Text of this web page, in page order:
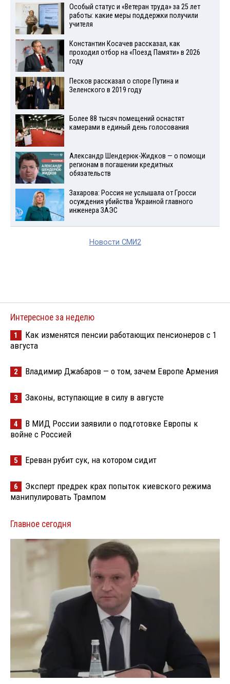
Особый статус и «Ветеран труда» за 25 лет
работы: какие меры поддержки получили
учителя
Константин Косачев рассказал, как
проходил отбор на «Поезд Памяти» в 2026
году
Песков рассказал о споре Путина и
Зеленского в 2019 году
Более 88 тысяч помещений оснастят
камерами в единый день голосования
Александр Шендерюк-Жидков — о помощи
регионам в погашении кредитных
обязательств
Захарова: Россия не услышала от Гросси
осуждения убийства Украиной главного
инженера ЗАЭС
Новости СМИ2
Интересное за неделю
1
Как изменятся пенсии работающих пенсионеров с 1
августа
2 Владимир Джабаров — о том, зачем Европе Армения
3 Законы, вступающие в силу в августе
4
В МИД России заявили о подготовке Европы к
войне с Россией
5 Ереван рубит сук, на котором сидит
6
Эксперт предрек крах попыток киевского режима
манипулировать Трампом
Главное сегодня